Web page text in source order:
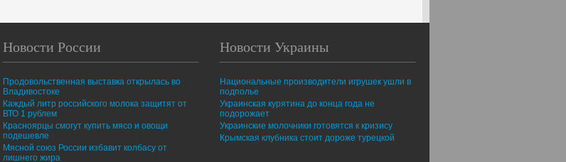
Новости Украины
Национальные производители игрушек ушли в
подполье
Украинская курятина до конца года не
подорожает
Украинские молочники готовятся к кризису
Крымская клубника стоит дороже турецкой
Новости России
Продовольственная выставка открылась во
Владивостоке
Каждый литр российского молока защитят от
ВТО 1 рублем
Красноярцы смогут купить мясо и овощи
подешевле
Мясной союз России избавит колбасу от
лишнего жира